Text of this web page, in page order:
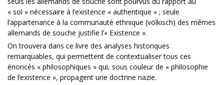
« sol » nécessaire à l’existence « authentique » ; seule
l’appartenance à la communauté ethnique (völkisch) des mêmes
allemands de souche justifie l’« Existence ».
On trouvera dans ce livre des analyses historiques
remarquables, qui permettent de contextualiser tous ces
énoncés « philosophiques » qui, sous couleur de « philosophie
de l’existence », propagent une doctrine nazie.